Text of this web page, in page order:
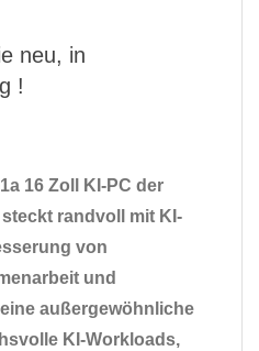
neu, in
!
16 Zoll KI-PC der
randvoll mit KI-
von
und
außergewöhnliche
KI-Workloads,